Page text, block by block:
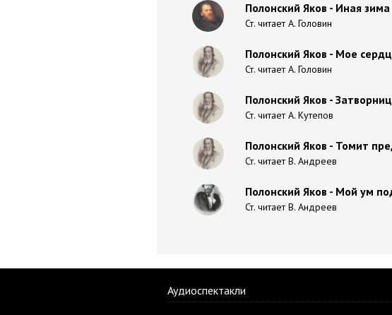
Полонский Яков - Иная зима
Ст. читает А. Головин
Полонский Яков - Мое
Ст. читает А. Головин
Полонский Яков -
Ст. читает А. Кутепов
Полонский Яков - Томит
Ст. читает В. Андреев
Полонский Яков - Мой ум
Ст. читает В. Андреев
Аудиоспектакли